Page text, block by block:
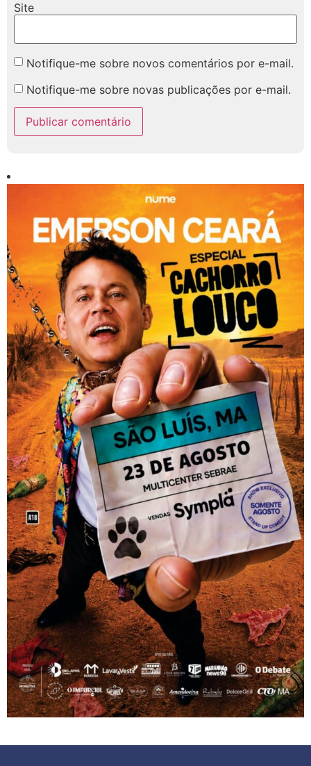
Site
Notifique-me sobre novos comentários por e-mail.
Notifique-me sobre novas publicações por e-mail.